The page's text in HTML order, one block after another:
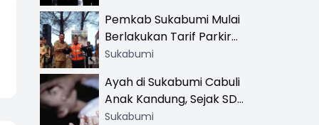
Pemkab Sukabumi Mulai
Berlakukan Tarif Parkir
Resmi di 13 Lokasi Wisata,
Khusus
Sukabumi
Ayah di Sukabumi Cabuli
Anak Kandung, Sejak SD
Hingga SMA
Sukabumi